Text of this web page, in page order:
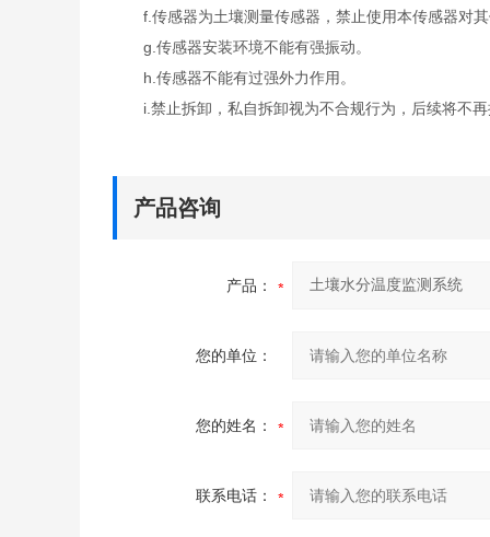
f.传感器为土壤测量传感器，禁止使用本传感器对其
g.传感器安装环境不能有强振动。
h.传感器不能有过强外力作用。
i.禁止拆卸，私自拆卸视为不合规行为，后续将不再
产品咨询
产品：
您的单位：
您的姓名：
联系电话：